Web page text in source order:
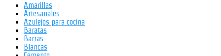
Amarillas
Artesanales
Azulejos para cocina
Baratas
Barras
Blancas